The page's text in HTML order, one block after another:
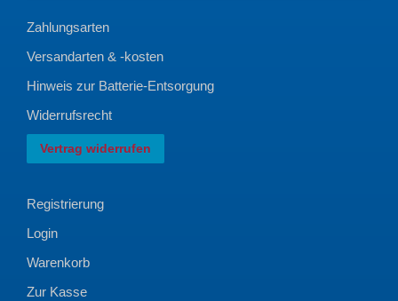
Zahlungsarten
Versandarten & -kosten
Hinweis zur Batterie-Entsorgung
Widerrufsrecht
Vertrag widerrufen
Registrierung
Login
Warenkorb
Zur Kasse